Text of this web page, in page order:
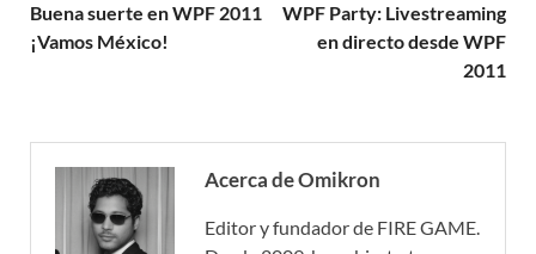
Buena suerte en WPF 2011
¡Vamos México!
WPF Party: Livestreaming
en directo desde WPF
2011
Acerca de Omikron
Editor y fundador de FIRE GAME.